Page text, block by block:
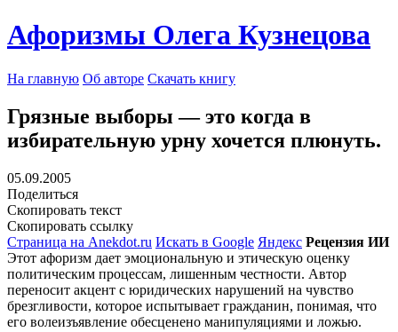
Афоризмы Олега Кузнецова
На главную Об авторе Скачать книгу
Грязные выборы — это когда в
избирательную урну хочется плюнуть.
05.09.2005
Поделиться
Скопировать текст
Скопировать ссылку
Страница на Anekdot.ru Искать в Google Яндекс Рецензия ИИ
Этот афоризм дает эмоциональную и этическую оценку
политическим процессам, лишенным честности. Автор
переносит акцент с юридических нарушений на чувство
брезгливости, которое испытывает гражданин, понимая, что
его волеизъявление обесценено манипуляциями и ложью.